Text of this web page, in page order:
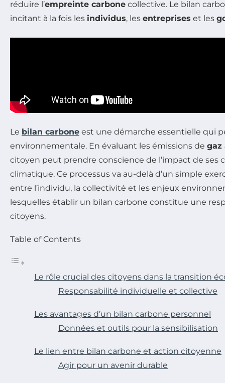
réduire l’empreinte carbone collective. Le bilan
incitant à la fois les individus, les entreprises et les
Le bilan carbone est une démarche essentielle qui
environnementale. En évaluant les émissions de gaz
citoyen peut prendre conscience de l’impact de
climatique. Ce processus va au-delà d’un simple
entre l’individu, la collectivité et les enjeux
lesquelles établir un bilan carbone constitue une
citoyens.
Table of Contents
Le rôle crucial des citoyens dans la transition
Responsabilité individuelle et collective
Les avantages d’un bilan carbone personnel
Données et outils pour la sensibilisation
Le lien entre bilan carbone et action citoyenne
Agir pour un avenir durable